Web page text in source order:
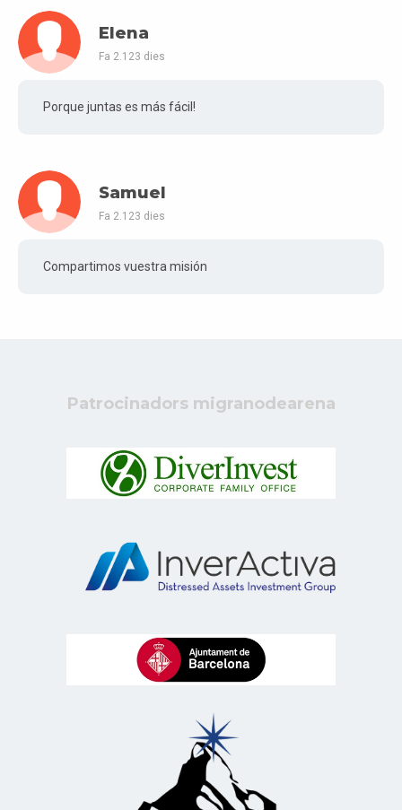
Elena
Fa 2.123 dies
Porque juntas es más fácil!
Samuel
Fa 2.123 dies
Compartimos vuestra misión
Patrocinadors migranodearena